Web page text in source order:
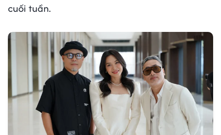
cuối tuần.